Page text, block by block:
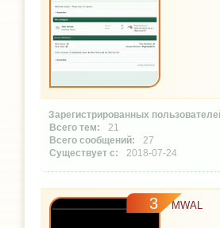
21
27
2018-07-24
3 MWAL